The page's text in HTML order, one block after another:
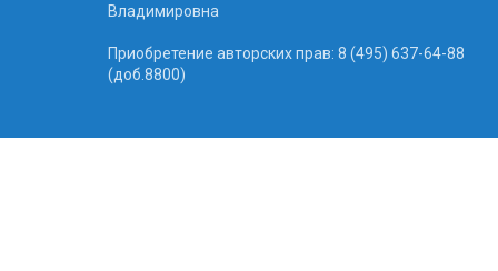
Владимировна
Приобретение авторских прав: 8 (495) 637-64-88
(доб.8800)